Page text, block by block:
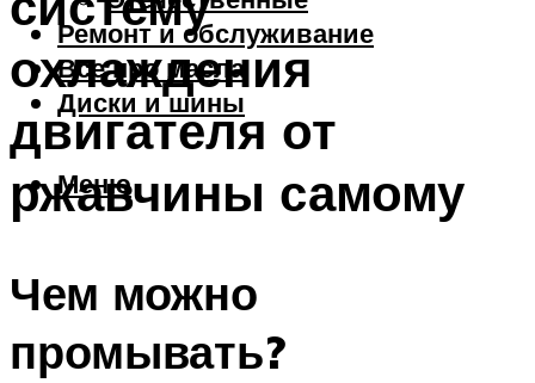
Ремонт и обслуживание
Все про масла
Диски и шины
Меню
охлаждения
двигателя от
ржавчины самому
Чем можно
промывать?